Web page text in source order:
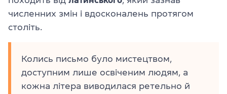
численних змін і вдосконалень протягом
століть.
Колись письмо було мистецтвом,
доступним лише освіченим людям, а
кожна літера виводилася ретельно й